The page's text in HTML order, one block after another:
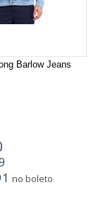
Barlow Jeans
no boleto